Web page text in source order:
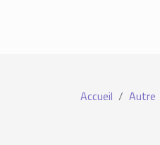
Accueil Autre